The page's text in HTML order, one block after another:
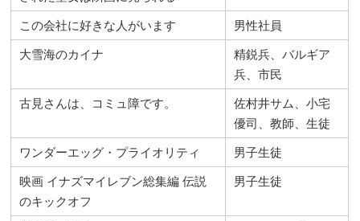
この会社に好きな人がいます
男性社員
大雪海のカイナ
精鋭兵、バルギア
兵、市民
古見さんは、コミュ障です。
佐村井サム、小宅
優司、教師、生徒
ワンダーエッグ・プライオリティ
男子生徒
映画 イナズマイレブン総集編 伝説
のキックオフ
男子生徒